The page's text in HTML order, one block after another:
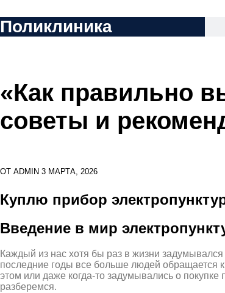
Перейти
кПоликлиника
«Как правильно
советы и
ОТ ADMIN 3 МАРТА, 2026
Куплю прибор
Введение в мир
Каждый из нас хотя бы раз в жизни
последние годы все больше людей обращается
этом или даже когда-то задумывались о
разберемся.